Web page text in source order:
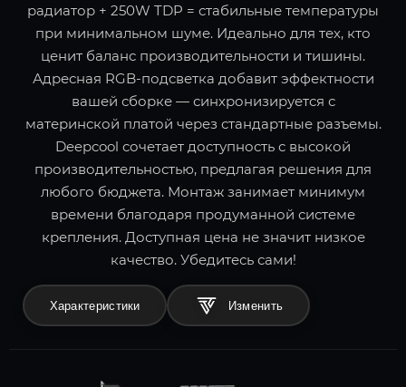
радиатор + 250W TDP = стабильные температуры
при минимальном шуме. Идеально для тех, кто
ценит баланс производительности и тишины.
Адресная RGB-подсветка добавит эффектности
вашей сборке — синхронизируется с
материнской платой через стандартные разъемы.
Deepcool сочетает доступность с высокой
производительностью, предлагая решения для
любого бюджета. Монтаж занимает минимум
времени благодаря продуманной системе
крепления. Доступная цена не значит низкое
качество. Убедитесь сами!
Характеристики